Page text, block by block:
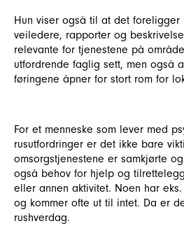
Hun viser også til at det foreligger
veiledere, rapporter og
relevante for tjenestene på
utfordrende faglig sett, men også
føringene åpner for stort rom for
For et menneske som lever med
rusutfordringer er det ikke bare
omsorgstjenestene er samkjørte
også behov for hjelp og
eller annen aktivitet. Noen har
og kommer ofte ut til intet. Da er
rushverdag.